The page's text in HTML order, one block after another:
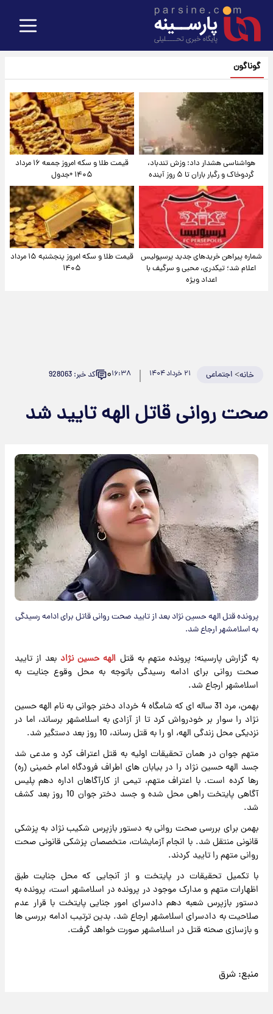
گوناگون
هواشناسی هشدار داد: وزش تندباد،
گردوخاک و رگبار باران تا ۵ روز آینده
قیمت طلا و سکه امروز جمعه ۱۶ مرداد
۱۴۰۵ +جدول
شماره پیراهن خریدهای جدید پرسپولیس
اعلام شد؛ تیکدری، محبی و سرگیف با
اعداد ویژه
قیمت طلا و سکه امروز پنجشنبه ۱۵ مرداد
۱۴۰۵
خانه>اجتماعی ۲۱ خرداد ۱۴۰۴ ۱۶:۳۸۰ کد خبر: 928063
صحت روانی قاتل الهه تایید شد
پرونده قتل الهه حسین نژاد بعد از تایید صحت روانی قاتل برای ادامه رسیدگی
به اسلامشهر ارجاع شد.
به گزارش پارسینه؛ پرونده متهم به قتل الهه حسین نژاد بعد از تایید
صحت روانی برای ادامه رسیدگی باتوجه به محل وقوع جنایت به
اسلامشهر ارجاع شد.
بهمن، مرد 31 ساله ای که شامگاه 4 خرداد دختر جوانی به نام الهه حسین
نژاد را سوار بر خودرواش کرد تا از آزادی به اسلامشهر برساند، اما در
نزدیکی محل زندگی الهه، او را به قتل رساند، 10 روز بعد دستگیر شد.
متهم جوان در همان تحقیقات اولیه به قتل اعتراف کرد و مدعی شد
جسد الهه حسین نژاد را در بیابان های اطراف فرودگاه امام خمینی (ره)
رها کرده است. با اعتراف متهم، تیمی از کارآگاهان اداره دهم پلیس
آگاهی پایتخت راهی محل شده و جسد دختر جوان 10 روز بعد کشف
شد.
بهمن برای بررسی صحت روانی به دستور بازپرس شکیب نژاد به پزشکی
قانونی منتقل شد. با انجام آزمایشات، متخصصان پزشکی قانونی صحت
روانی متهم را تایید کردند.
با تکمیل تحقیقات در پایتخت و از آنجایی که محل جنایت طبق
اظهارات متهم و مدارک موجود در پرونده در اسلامشهر است، پرونده به
دستور بازپرس شعبه دهم دادسرای امور جنایی پایتخت با قرار عدم
صلاحیت به دادسرای اسلامشهر ارجاع شد. بدین ترتیب ادامه بررسی ها
و بازسازی صحنه قتل در اسلامشهر صورت خواهد گرفت.
منبع: شرق